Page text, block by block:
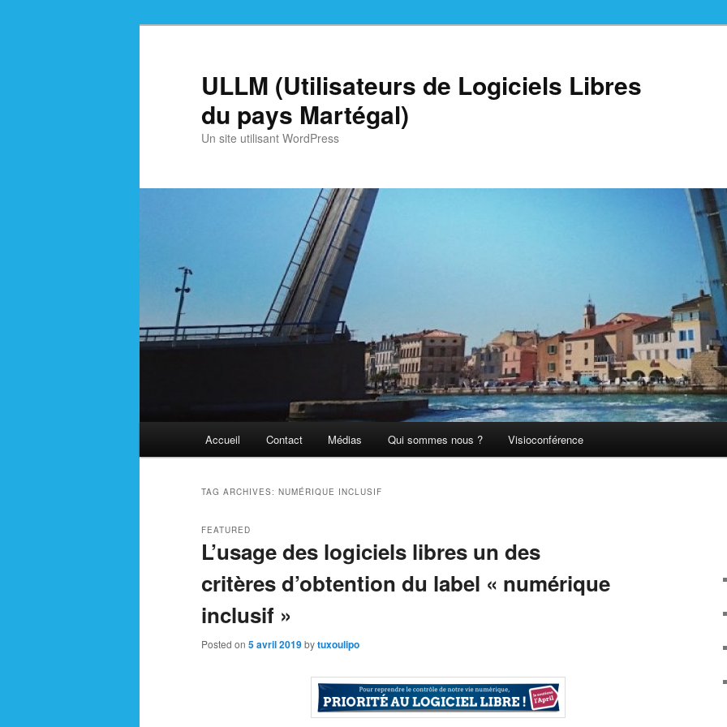
ULLM (Utilisateurs de Logiciels Libres
du pays Martégal)
Un site utilisant WordPress
Accueil Contact Médias Qui sommes nous ? Visioconférence
TAG ARCHIVES: NUMÉRIQUE INCLUSIF
L’usage des logiciels libres un des
critères d’obtention du label « numérique
inclusif »
FEATURED
Posted on 5 avril 2019bytuxoulipo